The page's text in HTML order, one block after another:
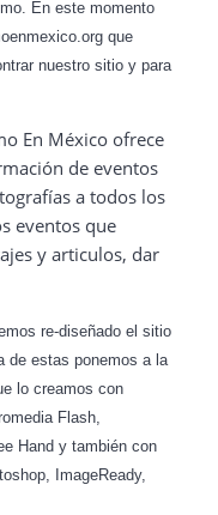
En este momento
que
nuestro sitio y para
En México ofrece
de eventos
a todos los
eventos que
y articulos, dar
re-diseñado el sitio
de estas ponemos a la
lo creamos con
Flash,
Hand y también con
ImageReady,